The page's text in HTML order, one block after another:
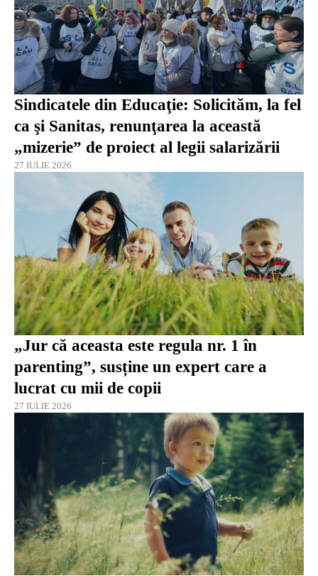
Sindicatele din Educaţie: Solicităm, la fel
ca şi Sanitas, renunţarea la această
„mizerie” de proiect al legii salarizării
27 IULIE 2026
„Jur că aceasta este regula nr. 1 în
parenting”, susține un expert care a
lucrat cu mii de copii
27 IULIE 2026